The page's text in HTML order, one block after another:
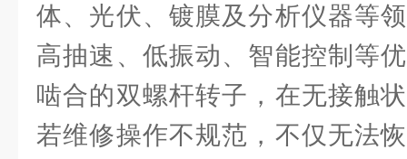
体、光伏、镀膜及分析仪器等
高抽速、低振动、智能控制等
啮合的双螺杆转子，在无接触
若维修操作不规范，不仅无法